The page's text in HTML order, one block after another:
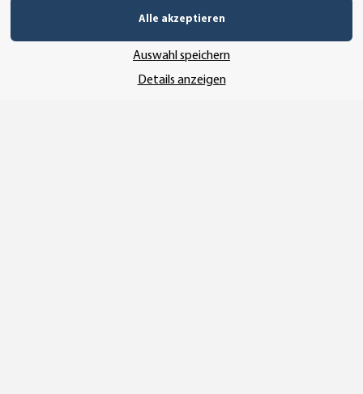
Alle akzeptieren
Auswahl speichern
Details anzeigen